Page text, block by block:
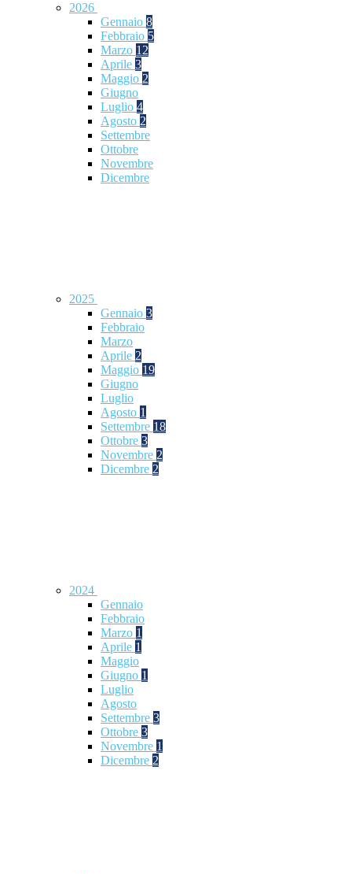
2026
Gennaio 8
Febbraio 5
Marzo 12
Aprile 3
Maggio 2
Giugno
Luglio 4
Agosto 2
Settembre
Ottobre
Novembre
Dicembre
2025
Gennaio 3
Febbraio
Marzo
Aprile 2
Maggio 19
Giugno
Luglio
Agosto 1
Settembre 18
Ottobre 3
Novembre 2
Dicembre 2
2024
Gennaio
Febbraio
Marzo 1
Aprile 1
Maggio
Giugno 1
Luglio
Agosto
Settembre 3
Ottobre 3
Novembre 1
Dicembre 2